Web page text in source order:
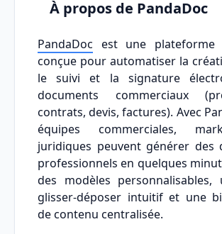
À propos de PandaDoc
PandaDoc est une plateforme
conçue pour automatiser la
le suivi et la signature
documents commerciaux
contrats, devis, factures). Avec
équipes commerciales,
juridiques peuvent générer des
professionnels en quelques
des modèles
glisser-déposer intuitif et une
de contenu centralisée.